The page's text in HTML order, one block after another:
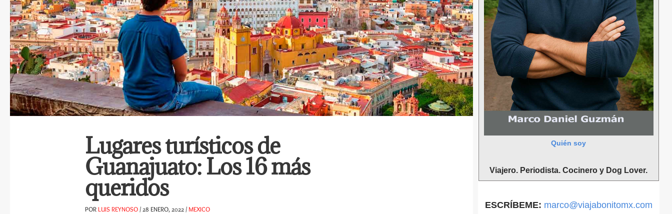
Lugares turísticos de
Guanajuato: Los 16 más
queridos
POR LUIS REYNOSO / 28 ENERO, 2022 / MEXICO
Quién soy
Viajero. Periodista. Cocinero y Dog Lover.
ESCRÍBEME: marco@viajabonitomx.com